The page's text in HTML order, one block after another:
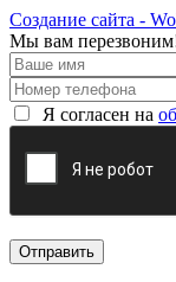
Создание сайта -
Мы вам
Я согласен на